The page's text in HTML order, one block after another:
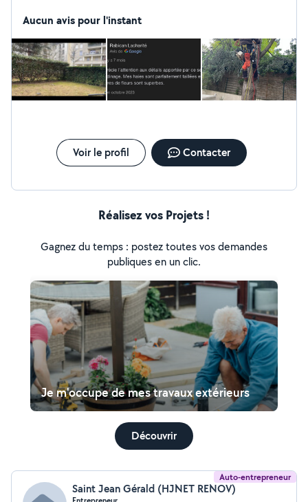
naturelle et artificiel Retrouver nous sur google et
Aucun avis pour l'instant
Voir le profil Contacter
Réalisez vos Projets !
Gagnez du temps : postez toutes vos demandes
publiques en un clic.
Je m'occupe de mes travaux extérieurs
Découvrir
Auto-entrepreneur
Saint Jean Gérald (HJNET RENOV)